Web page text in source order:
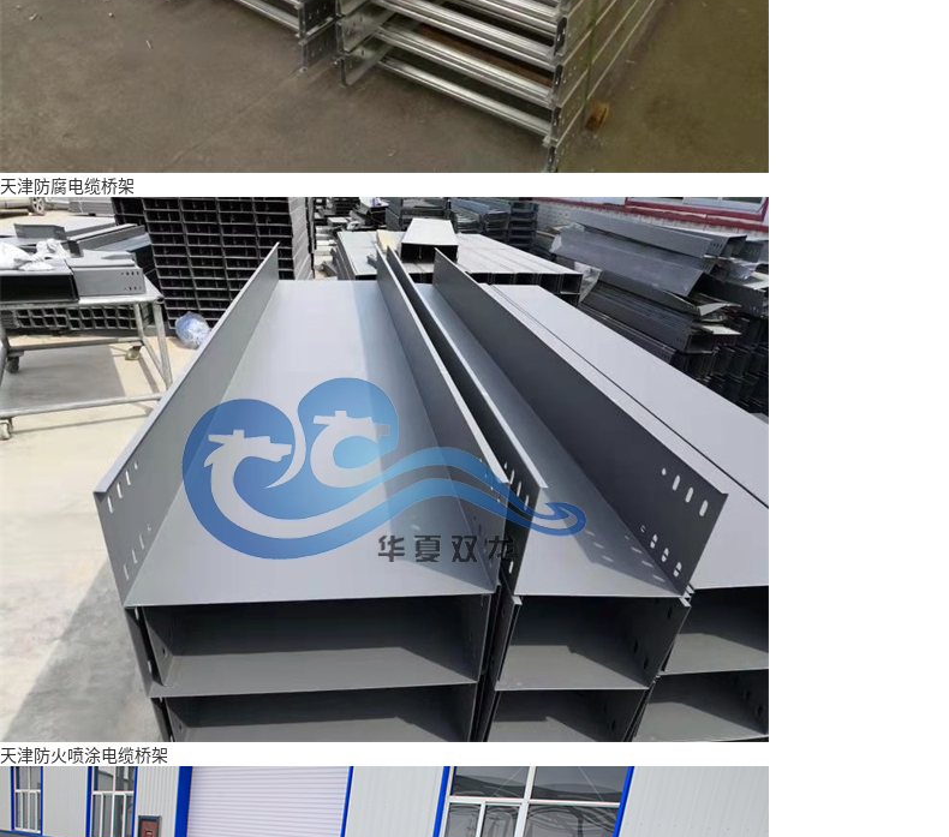
天津防腐电缆桥架
天津防火喷涂电缆桥架